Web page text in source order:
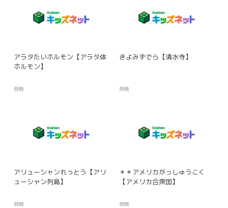
アラタたいホルモン【アラタ体
ホルモン】
辞典
きよみずでら【清水寺】
辞典
アリューシャンれっとう【アリ
ューシャン列島】
辞典
＊＊アメリカがっしゅうこく
【アメリカ合衆国】
辞典